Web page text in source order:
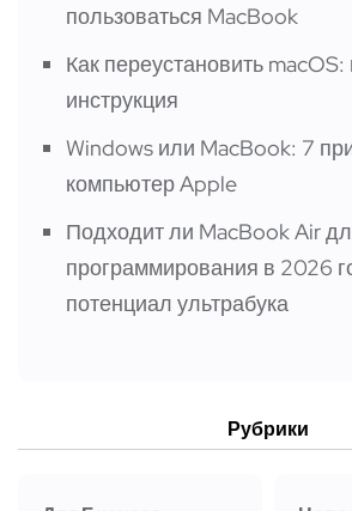
пользоваться MacBook
Как переустановить
инструкция
Windows или MacBook: 7
компьютер Apple
Подходит ли MacBook Air
программирования в 2026
потенциал ультрабука
Рубрики